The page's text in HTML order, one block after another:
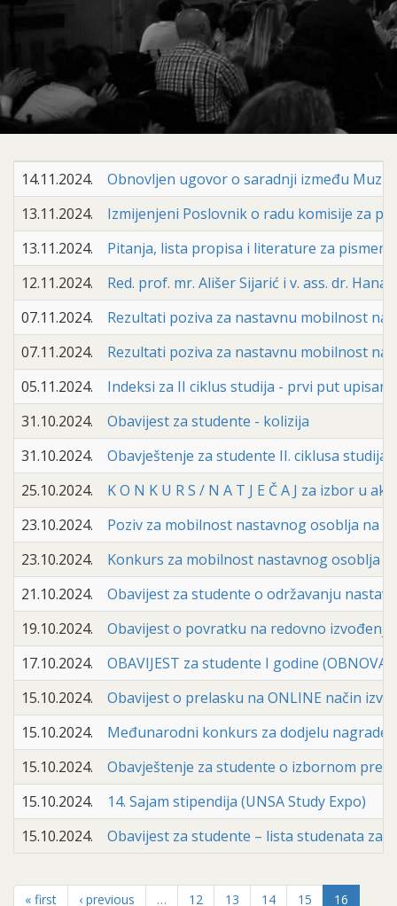
14.11.2024.
Obnovljen ugovor o saradnji između
13.11.2024.
Izmijenjeni Poslovnik o radu komisije za
13.11.2024.
Pitanja, lista propisa i literature za
12.11.2024.
Red. prof. mr. Ališer Sijarić i v. ass. dr.
07.11.2024.
Rezultati poziva za nastavnu mobilnost na
07.11.2024.
Rezultati poziva za nastavnu mobilnost na
05.11.2024.
Indeksi za II ciklus studija - prvi put upisani
31.10.2024.
Obavijest za studente - kolizija
31.10.2024.
Obavještenje za studente II. ciklusa
25.10.2024.
K O N K U R S / N A T J E Č A J za izbor u
23.10.2024.
Poziv za mobilnost nastavnog osoblja na
23.10.2024.
Konkurs za mobilnost nastavnog osoblja
21.10.2024.
Obavijest za studente o održavanju
19.10.2024.
Obavijest o povratku na redovno izvođenje
17.10.2024.
OBAVIJEST za studente I godine
15.10.2024.
Obavijest o prelasku na ONLINE način
15.10.2024.
Međunarodni konkurs za dodjelu nagrade
15.10.2024.
Obavještenje za studente o izbornom
15.10.2024.
14. Sajam stipendija (UNSA Study Expo)
15.10.2024.
Obavijest za studente – lista studenata za
« first ‹ previous … 12 13 14 15
16